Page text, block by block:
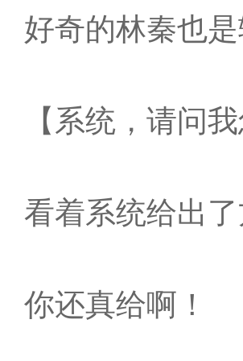
好奇的林秦也
【系统，请问
看着系统给出
你还真给啊！